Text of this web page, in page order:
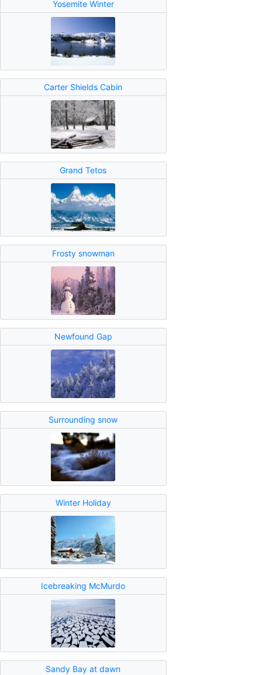
Yosemite Winter
Carter Shields Cabin
Grand Tetos
Frosty snowman
Newfound Gap
Surrounding snow
Winter Holiday
Icebreaking McMurdo
Sandy Bay at dawn